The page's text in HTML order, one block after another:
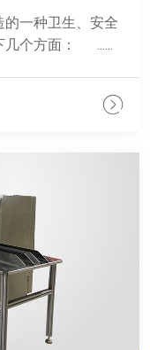
一种卫生、安全
几个方面： ......